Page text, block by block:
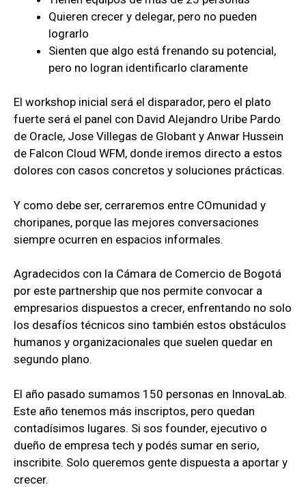
Quieren crecer y delegar, pero no pueden
lograrlo
Sienten que algo está frenando su potencial,
pero no logran identificarlo claramente
El workshop inicial será el disparador, pero el plato
fuerte será el panel con David Alejandro Uribe Pardo
de Oracle, Jose Villegas de Globant y Anwar Hussein
de Falcon Cloud WFM, donde iremos directo a estos
dolores con casos concretos y soluciones prácticas.
Y como debe ser, cerraremos entre COmunidad y
choripanes, porque las mejores conversaciones
siempre ocurren en espacios informales.
Agradecidos con la Cámara de Comercio de Bogotá
por este partnership que nos permite convocar a
empresarios dispuestos a crecer, enfrentando no solo
los desafíos técnicos sino también estos obstáculos
humanos y organizacionales que suelen quedar en
segundo plano.
El año pasado sumamos 150 personas en InnovaLab.
Este año tenemos más inscriptos, pero quedan
contadísimos lugares. Si sos founder, ejecutivo o
dueño de empresa tech y podés sumar en serio,
inscribite. Solo queremos gente dispuesta a aportar y
crecer.